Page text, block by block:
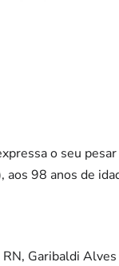
o seu
98 anos de
Garibaldi